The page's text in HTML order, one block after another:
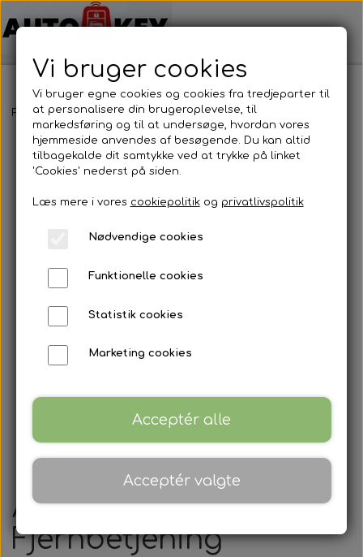
Forside Bilnøgler Alfa Romeo Fjernbetjening
Alfa Romeo -
Fjernbetjening
Vi bruger cookies
Vi bruger egne cookies og cookies fra tredjeparter til
at personalisere din brugeroplevelse, til
markedsføring og til at undersøge, hvordan vores
hjemmeside anvendes af besøgende. Du kan altid
tilbagekalde dit samtykke ved at trykke på linket
'Cookies' nederst på siden.
Læs mere i vores cookiepolitikog privatlivspolitik
Nødvendige cookies
Funktionelle cookies
Statistik cookies
Marketing cookies
Acceptér alle
Acceptér valgte